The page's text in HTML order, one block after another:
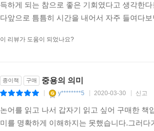
득하게 되는 참으로 좋은 기회였다고 생각한
다앞으로 틈틈히 시간을 내어서 자주 들여다
이 리뷰가 도움이 되었나요?
종이책 구매 중용의 의미
y********5 2020-03-30 신고
논어를 읽고 나서 갑자기 읽고 싶어 구매한
미를 명확하게 이해하지는 못했습니다.그러